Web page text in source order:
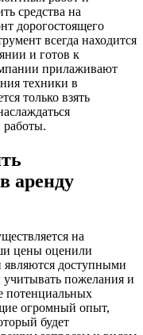
средства на
дорогостоящего
всегда находится
и готов к
прилаживают
техники в
только взять
работы.
аренду
на
цены оценили
являются доступными
пожелания и
потенциальных
огромный опыт,
будет